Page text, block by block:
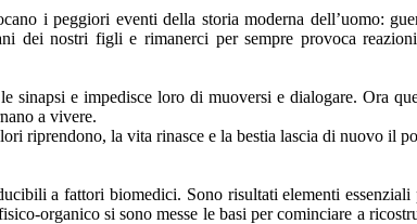
i peggiori eventi della storia moderna dell’uomo:
dei nostri figli e rimanerci per sempre provoca
sinapsi e impedisce loro di muoversi e dialogare. Ora
a vivere.
riprendono, la vita rinasce e la bestia lascia di nuovo il
a fattori biomedici. Sono risultati elementi essenziali
organico si sono messe le basi per cominciare a